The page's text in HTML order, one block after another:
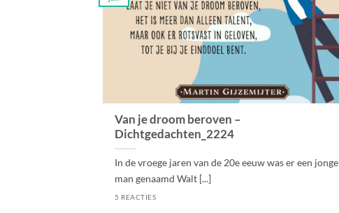
Van je droom beroven –
Dichtgedachten_2224
In de vroege jaren van de 20e eeuw was er een jonge
man genaamd Walt [...]
5 REACTIES